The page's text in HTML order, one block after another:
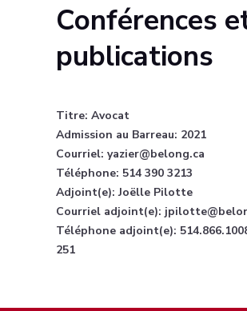
Conférences
publications
Titre: Avocat
Admission au Barreau: 2021
Courriel: yazier@belong.ca
Téléphone: 514 390 3213
Adjoint(e): Joëlle Pilotte
Courriel adjoint(e):
Téléphone adjoint(e):
251